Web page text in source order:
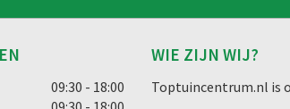
09:30 - 18:00
WIE ZIJN WIJ?
Toptuincentrum.nl is